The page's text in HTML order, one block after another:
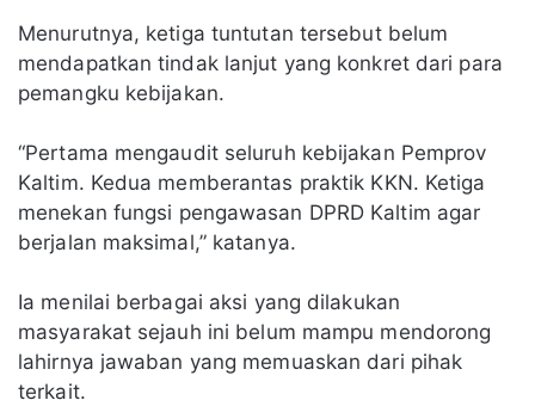
Menurutnya, ketiga tuntutan tersebut belum
mendapatkan tindak lanjut yang konkret dari para
pemangku kebijakan.
“Pertama mengaudit seluruh kebijakan Pemprov
Kaltim. Kedua memberantas praktik KKN. Ketiga
menekan fungsi pengawasan DPRD Kaltim agar
berjalan maksimal,” katanya.
Ia menilai berbagai aksi yang dilakukan
masyarakat sejauh ini belum mampu mendorong
lahirnya jawaban yang memuaskan dari pihak
terkait.